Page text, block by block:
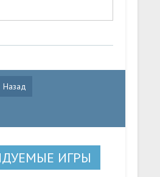
Назад
ИГРЫ